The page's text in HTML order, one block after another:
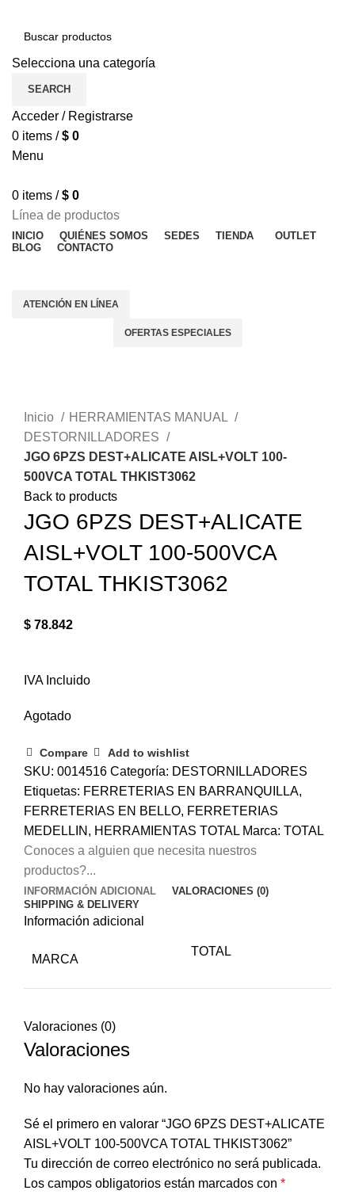
Selecciona una categoría
SEARCH
Acceder / Registrarse
0 items / $ 0
Menu
0 items / $ 0
Línea de productos
INICIO QUIÉNES SOMOS SEDES TIENDA
OUTLET
BLOG
CONTACTO
ATENCIÓN EN LÍNEA
OFERTAS ESPECIALES
Inicio
HERRAMIENTAS MANUAL
DESTORNILLADORES
JGO 6PZS DEST+ALICATE AISL+VOLT 100-
500VCA TOTAL THKIST3062
Back to products
JGO 6PZS DEST+ALICATE
AISL+VOLT 100-500VCA
TOTAL THKIST3062
$ 78.842
IVA Incluido
Agotado
Compare Add to wishlist
SKU: 0014516 Categoría: DESTORNILLADORES
Etiquetas: FERRETERIAS EN BARRANQUILLA,
FERRETERIAS EN BELLO, FERRETERIAS
MEDELLIN , HERRAMIENTAS TOTAL Marca: TOTAL
Conoces a alguien que necesita nuestros
productos?...
INFORMACIÓN ADICIONAL
VALORACIONES (0)
SHIPPING & DELIVERY
Información adicional
MARCA
TOTAL
Valoraciones (0)
Valoraciones
No hay valoraciones aún.
Sé el primero en valorar “JGO 6PZS DEST+ALICATE
AISL+VOLT 100-500VCA TOTAL THKIST3062”
Tu dirección de correo electrónico no será publicada.
Los campos obligatorios están marcados con *